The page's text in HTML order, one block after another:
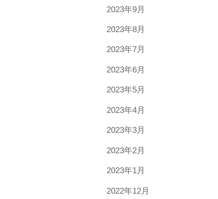
2023年9月
2023年8月
2023年7月
2023年6月
2023年5月
2023年4月
2023年3月
2023年2月
2023年1月
2022年12月